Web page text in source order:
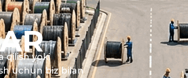
qilish yoki
uchun biz bilan